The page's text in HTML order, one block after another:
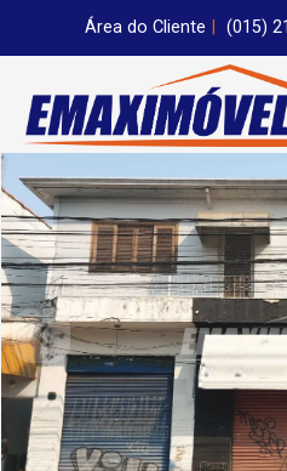
Área do Cliente (015)